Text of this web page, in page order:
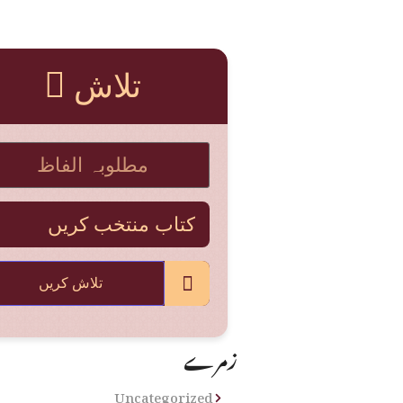
تلاش
تلاش کریں
زمرے
Uncategorized